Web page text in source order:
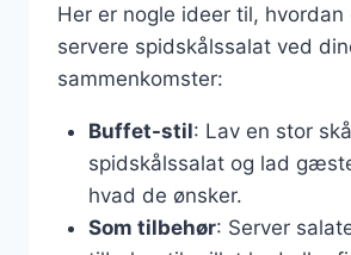
Her er nogle ideer til, hvordan
servere spidskålssalat ved
sammenkomster:
Buffet-stil: Lav en stor
spidskålssalat og lad
hvad de ønsker.
Som tilbehør: Server